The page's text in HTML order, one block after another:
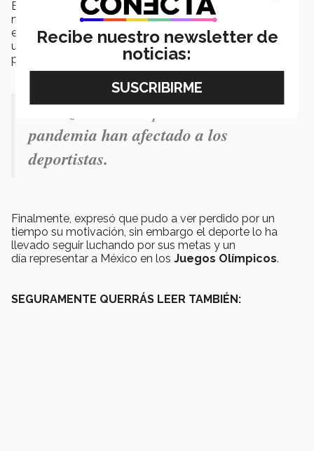
El tiro con arco es un deporte que
necesita
constanciay ha aprendido abalancear
estudios, suvida personal y deportiva.Aunque la
universidad es su prioridad, el deporte es su hobbie
profesional.
Muñoz considera que los dos años de
pandemia han afectado a los
deportistas.
Finalmente, expresó que pudo a ver perdido por un
tiempo su motivación, sin embargo el deporte lo ha
llevado seguir luchando por sus metas y un
día representar a México en los Juegos Olímpicos.
SEGURAMENTE QUERRÁS LEER TAMBIÉN:
Recibe nuestro newsletter de
noticias: